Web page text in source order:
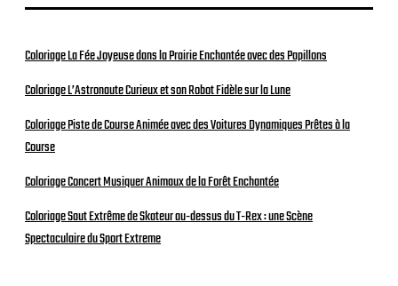
Coloriage La Fée Joyeuse dans la Prairie Enchantée avec des Papillons
Coloriage L’Astronaute Curieux et son Robot Fidèle sur la Lune
Coloriage Piste de Course Animée avec des Voitures Dynamiques Prêtes à la
Course
Coloriage Concert Musiquer Animaux de la Forêt Enchantée
Coloriage Saut Extrême de Skateur au-dessus du T-Rex : une Scène
Spectaculaire du Sport Extreme